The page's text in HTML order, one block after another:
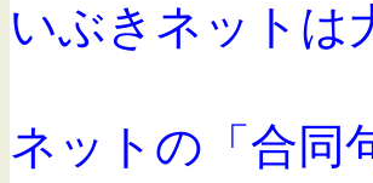
いぶきネットは
ネットの「合同